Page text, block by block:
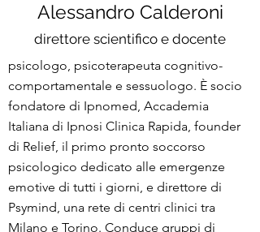
Alessandro Calderoni
direttore scientifico e docente
psicologo, psicoterapeuta cognitivo-
comportamentale e sessuologo. È socio
fondatore di Ipnomed, Accademia
Italiana di Ipnosi Clinica Rapida, founder
di Relief, il primo pronto soccorso
psicologico dedicato alle emergenze
emotive di tutti i giorni, e direttore di
Psymind, una rete di centri clinici tra
Milano e Torino. Conduce gruppi di